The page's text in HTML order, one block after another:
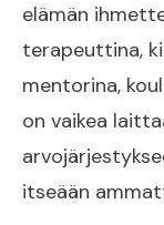
elämän
terapeuttina,
mentorina,
on vaikea
itseään